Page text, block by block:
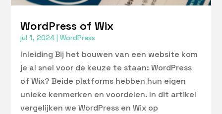
WordPress of Wix
jul 1, 2024 |WordPress
Inleiding Bij het bouwen van een website kom
je al snel voor de keuze te staan: WordPress
of Wix? Beide platforms hebben hun eigen
unieke kenmerken en voordelen. In dit artikel
vergelijken we WordPress en Wix op